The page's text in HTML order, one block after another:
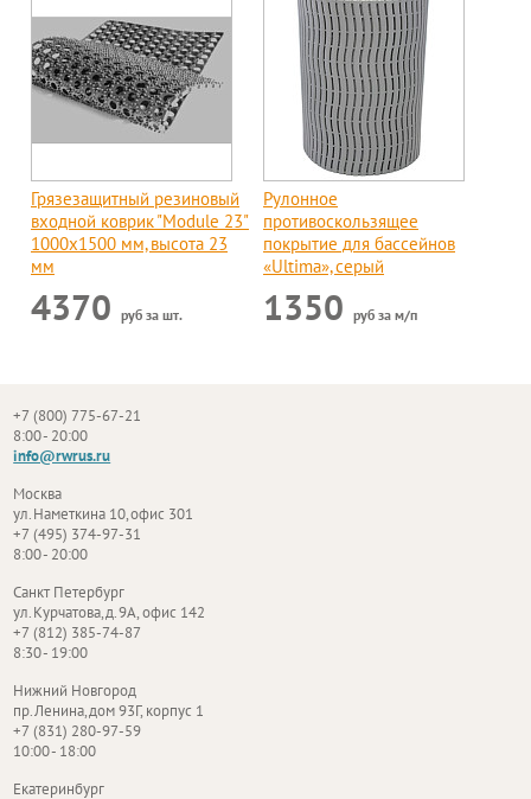
Грязезащитный резиновый
входной коврик "Module 23"
1000x1500 мм, высота 23
мм
4370 руб за шт.
Рулонное
противоскользящее
покрытие для бассейнов
«Ultima», серый
1350руб за м/п
+7 (800) 775-67-21
8:00 - 20:00
info@rwrus.ru
Москва
ул. Наметкина 10, офис 301
+7 (495) 374-97-31
8:00 - 20:00
Санкт Петербург
ул. Курчатова, д. 9А, офис 142
+7 (812) 385-74-87
8:30 - 19:00
Нижний Новгород
пр. Ленина, дом 93Г, корпус 1
+7 (831) 280-97-59
10:00 - 18:00
Екатеринбург